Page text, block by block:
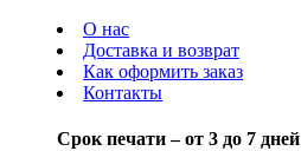
О нас
Доставка и возврат
Как оформить заказ
Контакты
Срок печати – от 3 до 7 дней